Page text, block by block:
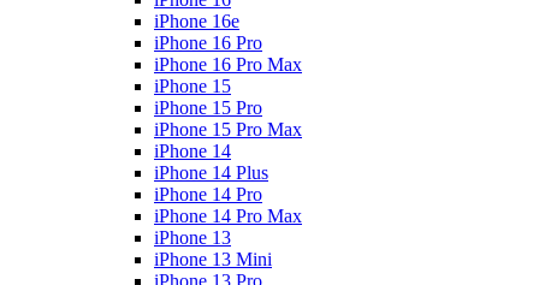
iPhone 16e
iPhone 16 Pro
iPhone 16 Pro Max
iPhone 15
iPhone 15 Pro
iPhone 15 Pro Max
iPhone 14
iPhone 14 Plus
iPhone 14 Pro
iPhone 14 Pro Max
iPhone 13
iPhone 13 Mini
iPhone 13 Pro